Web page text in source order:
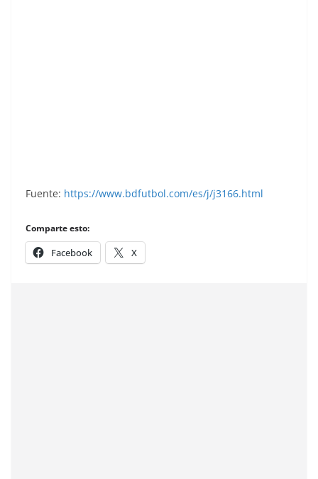
Fuente: https://www.bdfutbol.com/es/j/j3166.html
Comparte esto:
Facebook X